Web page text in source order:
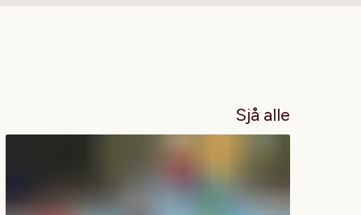
Sjå alle